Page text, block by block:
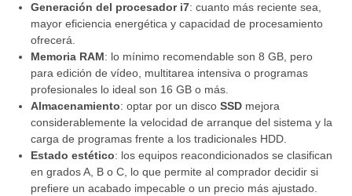
Generación del procesador i7: cuanto más reciente sea,
mayor eficiencia energética y capacidad de procesamiento
ofrecerá.
Memoria RAM: lo mínimo recomendable son 8 GB, pero
para edición de vídeo, multitarea intensiva o programas
profesionales lo ideal son 16 GB o más.
Almacenamiento: optar por un disco SSDmejora
considerablemente la velocidad de arranque del sistema y la
carga de programas frente a los tradicionales HDD.
Estado estético: los equipos reacondicionados se clasifican
en grados A, B o C, lo que permite al comprador decidir si
prefiere un acabado impecable o un precio más ajustado.